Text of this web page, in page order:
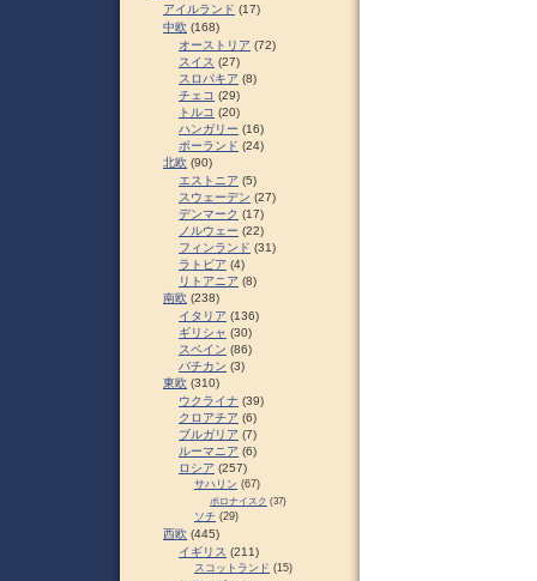
アイルランド (17)
中欧 (168)
オーストリア (72)
スイス (27)
スロパキア (8)
チェコ (29)
トルコ (20)
ハンガリー (16)
ポーランド (24)
北欧 (90)
エストニア (5)
スウェーデン (27)
デンマーク (17)
ノルウェー (22)
フィンランド (31)
ラトビア (4)
リトアニア (8)
南欧 (238)
イタリア (136)
ギリシャ (30)
スペイン (86)
バチカン (3)
東欧 (310)
ウクライナ (39)
クロアチア (6)
ブルガリア (7)
ルーマニア (6)
ロシア (257)
サハリン (67)
ポロナイスク (37)
ソチ (29)
西欧 (445)
イギリス (211)
スコットランド (15)